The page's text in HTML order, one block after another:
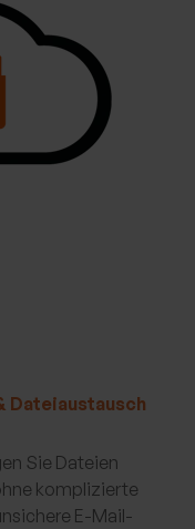
Dateiaustausch
Sie Dateien
komplizierte
E-Mail-